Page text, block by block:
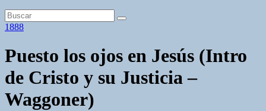
1888
Puesto los ojos en Jesús (Intro
de Cristo y su Justicia –
Waggoner)